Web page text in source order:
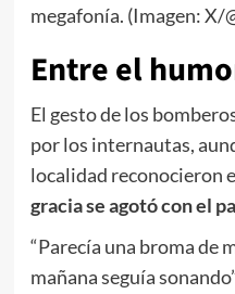
megafonía. (Imagen:
Entre el
El gesto de los
por los internautas,
localidad reconocieron
gracia se agotó con el
“Parecía una broma de
mañana seguía